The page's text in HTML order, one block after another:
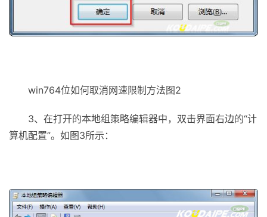
win764位如何取消网速限制方法图2
3、在打开的本地组策略编辑器中，双击界面右边的“计
算机配置”。如图3所示：